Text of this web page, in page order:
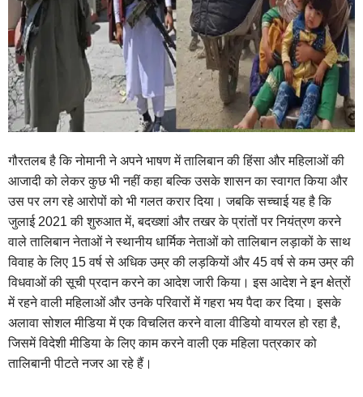
गौरतलब है कि नोमानी ने अपने भाषण में तालिबान की हिंसा और महिलाओं की
आजादी को लेकर कुछ भी नहीं कहा बल्कि उसके शासन का स्वागत किया और
उस पर लग रहे आरोपों को भी गलत करार दिया। जबकि सच्चाई यह है कि
जुलाई 2021 की शुरुआत में, बदख्शां और तखर के प्रांतों पर नियंत्रण करने
वाले तालिबान नेताओं ने स्थानीय धार्मिक नेताओं को तालिबान लड़ाकों के साथ
विवाह के लिए 15 वर्ष से अधिक उम्र की लड़कियों और 45 वर्ष से कम उम्र की
विधवाओं की सूची प्रदान करने का आदेश जारी किया। इस आदेश ने इन क्षेत्रों
में रहने वाली महिलाओं और उनके परिवारों में गहरा भय पैदा कर दिया। इसके
अलावा सोशल मीडिया में एक विचलित करने वाला वीडियो वायरल हो रहा है,
जिसमें विदेशी मीडिया के लिए काम करने वाली एक महिला पत्रकार को
तालिबानी पीटते नजर आ रहे हैं।